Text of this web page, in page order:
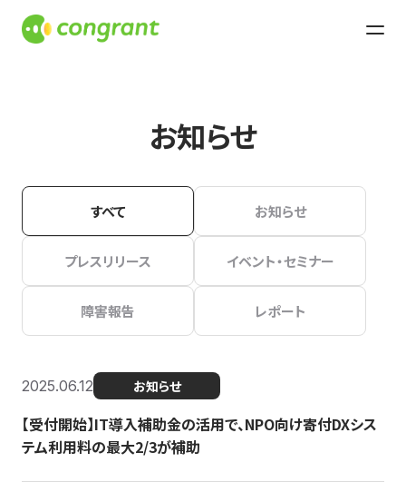
お知らせ
すべて お知らせ
プレスリリース イベント・セミナー
障害報告 レポート
2025.06.12 お知らせ
【受付開始】IT導入補助金の活用で、NPO向け寄付DXシス
テム利用料の最大2/3が補助